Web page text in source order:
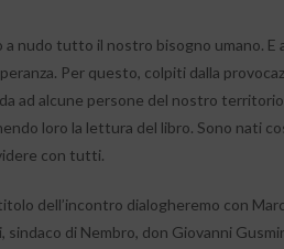
a nudo tutto il nostro bisogno umano.
Per questo, colpiti dalla
ad alcune persone del nostro
loro la lettura del libro. Sono nati
con tutti.
dell’incontro dialogheremo con
sindaco di Nembro, don Giovanni